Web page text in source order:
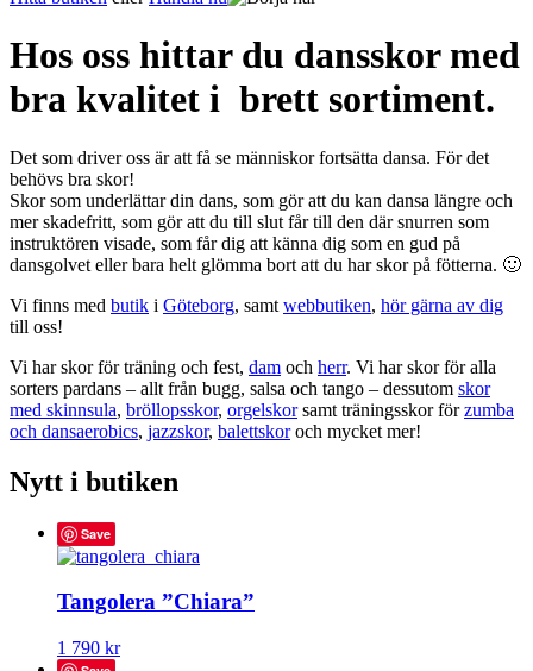
Hos oss hittar du dansskor med
bra kvalitet i brett sortiment.
Det som driver oss är att få se människor fortsätta dansa. För det
behövs bra skor!
Skor som underlättar din dans, som gör att du kan dansa längre och
mer skadefritt, som gör att du till slut får till den där snurren som
instruktören visade, som får dig att känna dig som en gud på
dansgolvet eller bara helt glömma bort att du har skor på fötterna. 🙂
Vi finns med butik i Göteborg, samt webbutiken, hör gärna av dig
till oss!
Vi har skor för träning och fest, dam och herr. Vi har skor för alla
sorters pardans – allt från bugg, salsa och tango – dessutom skor
med skinnsula, bröllopsskor, orgelskorsamt träningsskor förzumba
och dansaerobics, jazzskor, balettskoroch mycket mer!
Nytt i butiken
Save
Tangolera ”Chiara”
1 790 krDen